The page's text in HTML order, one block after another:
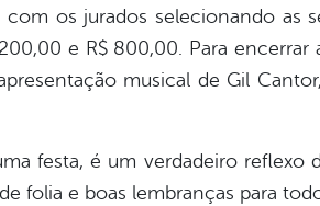
os jurados selecionando as
e R$ 800,00. Para
musical de Gil
festa, é um verdadeiro reflexo
folia e boas lembranças para